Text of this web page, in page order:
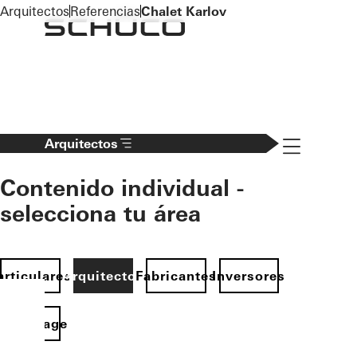
To the main content
Arquitectos
Contenido individual -
selecciona tu área
ArquitectosFabricantesInversores
Navigation
ArquitectosReferenciasChalet Karlov